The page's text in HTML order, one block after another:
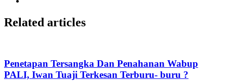
Related articles
Penetapan Tersangka Dan Penahanan Wabup
PALI, Iwan Tuaji Terkesan Terburu- buru ?